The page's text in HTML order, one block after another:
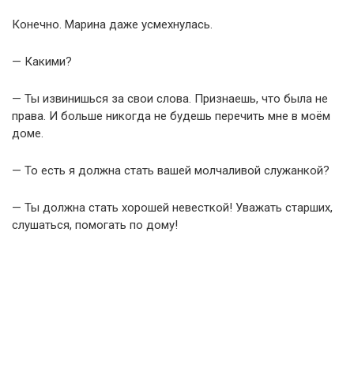
Конечно. Марина даже усмехнулась.
— Какими?
— Ты извинишься за свои слова. Признаешь, что была не
права. И больше никогда не будешь перечить мне в моём
доме.
— То есть я должна стать вашей молчаливой служанкой?
— Ты должна стать хорошей невесткой! Уважать старших,
слушаться, помогать по дому!